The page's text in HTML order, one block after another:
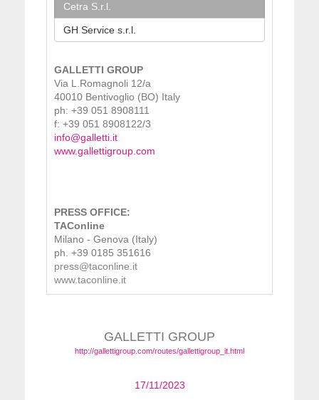
Cetra S.r.l.
GH Service s.r.l.
GALLETTI GROUP
Via L.Romagnoli 12/a
40010 Bentivoglio (BO) Italy
ph: +39 051 8908111
f: +39 051 8908122/3
info@galletti.it
www.gallettigroup.com
PRESS OFFICE:
TAConline
Milano - Genova (Italy)
ph. +39 0185 351616
press@taconline.it
www.taconline.it
GALLETTI GROUP
http://gallettigroup.com/routes/gallettigroup_it.html
17/11/2023